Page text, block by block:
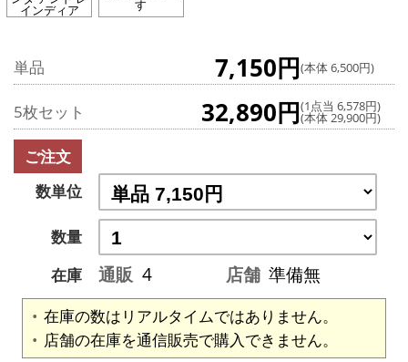
インディア す
単品 7,150円(本体 6,500円)
5枚セット 32,890円(1点当 6,578円)
(本体 29,900円)
ご注文
数単位
数量
在庫
通販 4 店舗 準備無
在庫の数はリアルタイムではありません。
店舗の在庫を通信販売で購入できません。